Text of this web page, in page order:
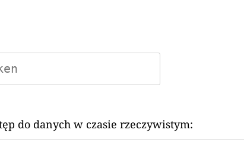
do danych w czasie rzeczywistym: